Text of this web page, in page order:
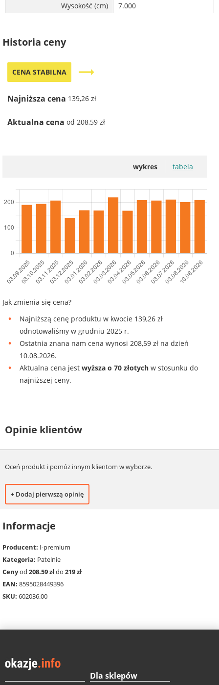
Wysokość (cm)
7.000
Historia ceny
CENA STABILNA trending_flat
Najniższa cena 139,26 zł
Aktualna cena od 208,59 zł
wykres tabela
Jak zmienia się cena?
Najniższą cenę produktu w kwocie 139,26 zł
odnotowaliśmy w grudniu 2025 r.
Ostatnia znana nam cena wynosi 208,59 zł na dzień
10.08.2026.
Aktualna cena jest wyższa o 70 złotych w stosunku do
najniższej ceny.
Opinie klientów
Oceń produkt i pomóż innym klientom w wyborze.
+ Dodaj pierwszą opinię
Informacje
Producent: I-premium
Kategoria: Patelnie
Cenyod 208.59 złdo 219 zł
EAN: 8595028449396
SKU: 602036.00
Dla sklepów